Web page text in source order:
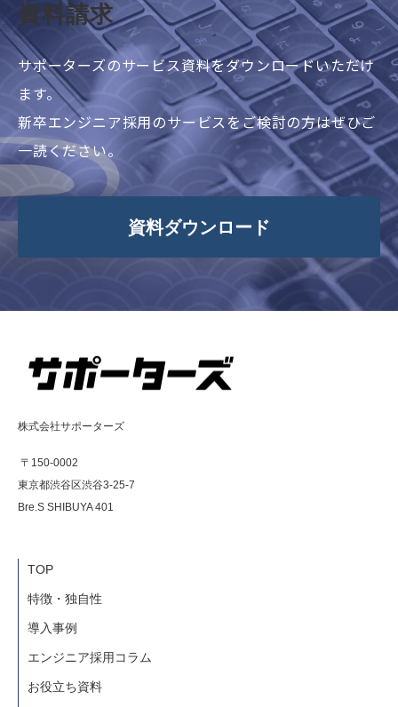
資料請求
サポーターズのサービス資料をダウンロードいただけ
ます。
新卒エンジニア採用のサービスをご検討の方はぜひご
一読ください。
資料ダウンロード
株式会社サポーターズ
〒150-0002
東京都渋谷区渋谷3-25-7
Bre.S SHIBUYA 401
TOP
特徴・独自性
導入事例
エンジニア採用コラム
お役立ち資料